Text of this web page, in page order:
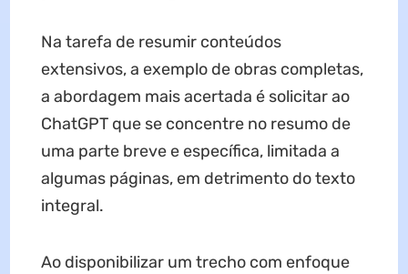
Na tarefa de resumir conteúdos
extensivos, a exemplo de obras completas,
a abordagem mais acertada é solicitar ao
ChatGPT que se concentre no resumo de
uma parte breve e específica, limitada a
algumas páginas, em detrimento do texto
integral.
Ao disponibilizar um trecho com enfoque